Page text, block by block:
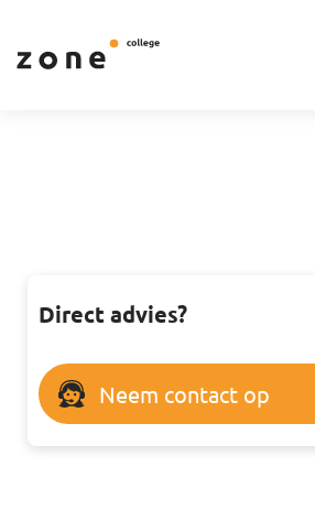
Direct advies?
Neem contact op